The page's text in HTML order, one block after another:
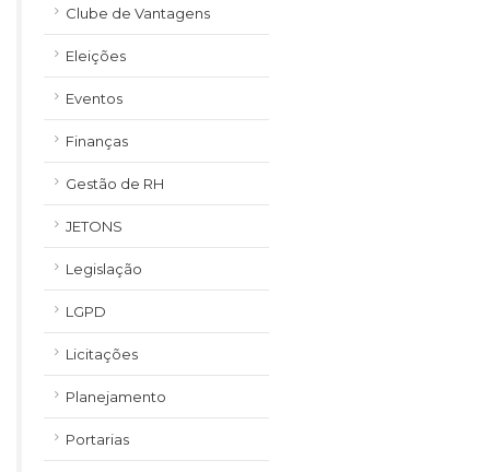
Clube de Vantagens
Eleições
Eventos
Finanças
Gestão de RH
JETONS
Legislação
LGPD
Licitações
Planejamento
Portarias